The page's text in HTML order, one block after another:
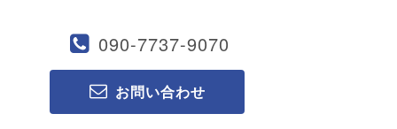
090-7737-9070
お問い合わせ